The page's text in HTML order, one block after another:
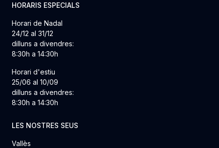
HORARIS ESPECIALS
Horari de Nadal
24/12 al 31/12
dilluns a divendres:
8:30h a 14:30h
Horari d'estiu
25/06 al 10/09
dilluns a divendres:
8:30h a 14:30h
LES NOSTRES SEUS
Vallès